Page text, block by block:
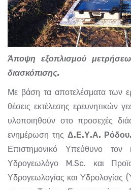
Άποψη εξοπλισμού
διασκόπισης.
Με βάση τα αποτελέσματα των
θέσεις εκτέλεσης ερευνητικών
υλοποιηθούν στο προσεχές
ενημέρωση της Δ.Ε.Υ.Α. Ρόδου.
Επιστημονικό Υπεύθυνο
Υδρογεωλόγο M.Sc. και
Υδρογεωλογίας και